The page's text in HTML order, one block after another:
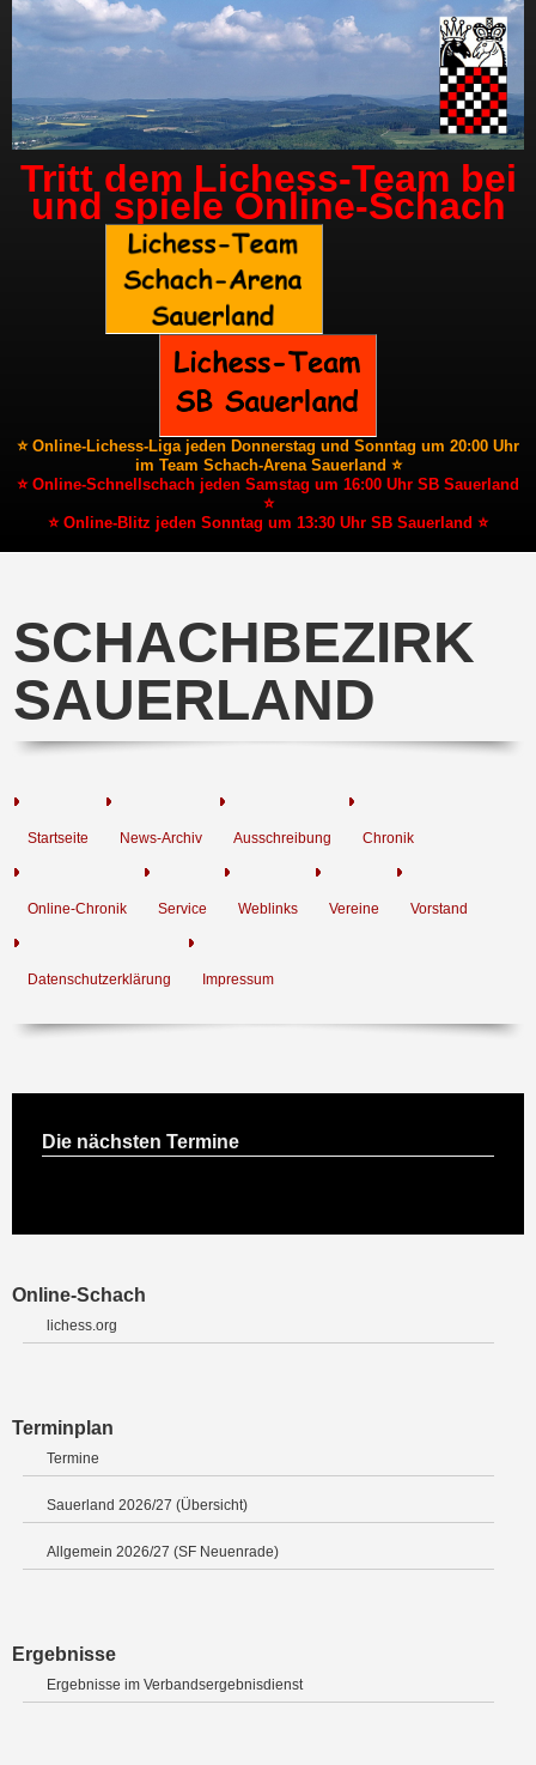
Tritt dem Lichess-Team bei
und spiele Online-Schach
⭐ Online-Lichess-Liga jeden Donnerstag und Sonntag um 20:00 Uhr
im Team Schach-Arena Sauerland ⭐
⭐ Online-Schnellschach jeden Samstag um 16:00 Uhr SB Sauerland
⭐
⭐ Online-Blitz jeden Sonntag um 13:30 Uhr SB Sauerland ⭐
SCHACHBEZIRK
SAUERLAND
Startseite News-Archiv Ausschreibung Chronik
Online-Chronik Service Weblinks Vereine Vorstand
Datenschutzerklärung Impressum
Die nächsten Termine
Online-Schach
lichess.org
Terminplan
Termine
Sauerland 2026/27 (Übersicht)
Allgemein 2026/27 (SF Neuenrade)
Ergebnisse
Ergebnisse im Verbandsergebnisdienst